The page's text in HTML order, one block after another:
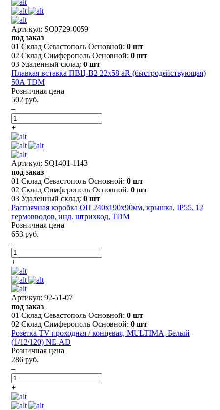
Артикул: SQ0729-0059
под заказ
01 Склад Севастополь Основной: 0 шт
02 Склад Симферополь Основной: 0 шт
03 Удаленный склад: 0 шт
Плавкая вставка ПВЦ-B2 22х58 aR (быстродействующая)
50А TDM
Розничная цена
502 руб.
–
+
Артикул: SQ1401-1143
под заказ
01 Склад Севастополь Основной: 0 шт
02 Склад Симферополь Основной: 0 шт
03 Удаленный склад: 0 шт
Распаячная коробка ОП 240х190х90мм, крышка, IP55, 12
гермовводов, инд. штрихкод, TDM
Розничная цена
653 руб.
–
+
Артикул: 92-51-07
под заказ
01 Склад Севастополь Основной: 0 шт
02 Склад Симферополь Основной: 0 шт
Розетка TV проходная / концевая, MULTIMA, Белый
(1/12/120) NE-AD
Розничная цена
286 руб.
–
+